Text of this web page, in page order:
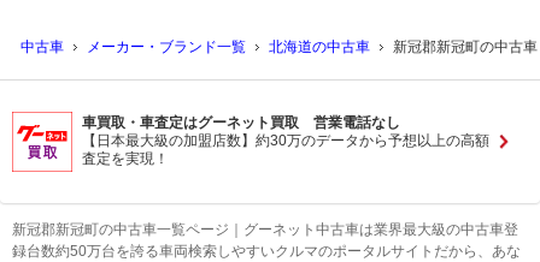
中古車 メーカー・ブランド一覧 北海道の中古車 新冠郡新冠町の中古車
車買取・車査定はグーネット買取 営業電話なし
【日本最大級の加盟店数】約30万のデータから予想以上の高額
査定を実現！
新冠郡新冠町の中古車一覧ページ｜グーネット中古車は業界最大級の中古車登
録台数約50万台を誇る車両検索しやすいクルマのポータルサイトだから、あな